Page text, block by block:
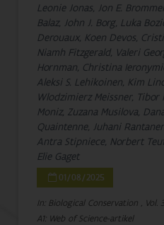
Leonie Jonas, Jon E.
Balaz, John J. Borg, Luka
Derouaux, Koen Devos,
Niamh Fitzgerald, Valeri
Hornman, Christina
Aleksi S. Lehikoinen, Kim
Wlodzimierz Meissner, Tibor
Moniz, Zuzana Musilova,
Quaintenne, Juhani
Antra Stipniece, Norbert
Elie Gaget
01/08/2025
In: Biological Conservation , Vol.
A1: Web of Science-artikel